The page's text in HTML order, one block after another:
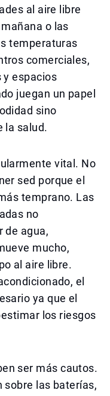
al aire libre
o las
temperaturas
comerciales,
y espacios
juegan un papel
sino
la salud.
vital. No
sed porque el
temprano. Las
no
de agua,
mucho,
al aire libre.
el
ya que el
los riesgos
ser más cautos.
sobre las baterías,